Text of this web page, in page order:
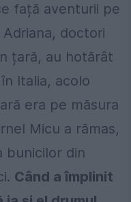
față aventurii pe
doctori
țară, au hotărât
Italia, acolo
era pe măsura
Micu a rămas,
bunicilor din
Când a împlinit